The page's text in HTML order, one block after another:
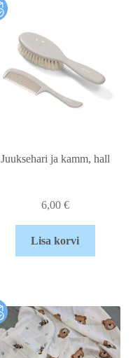
Juuksehari ja kamm, hall
6,00 €
Lisa korvi